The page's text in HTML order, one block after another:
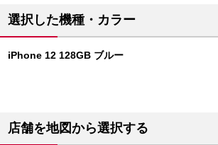
選択した機種・カラー
iPhone 12 128GB ブルー
店舗を地図から選択する